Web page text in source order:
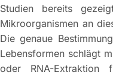
Studien bereits
Mikroorganismen an
Die genaue
Lebensformen schlägt
oder RNA-Extraktion